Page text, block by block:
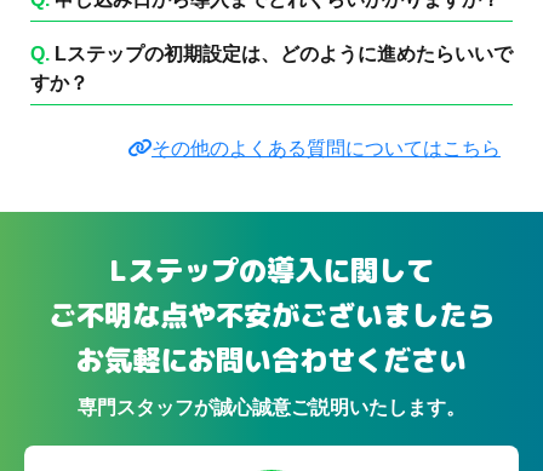
Q. Lステップの初期設定は、どのように進めたらいいで
すか？
その他のよくある質問についてはこちら
Lステップの導入に関して
ご不明な点や不安がございましたら
お気軽にお問い合わせください
専門スタッフが誠心誠意ご説明いたします。